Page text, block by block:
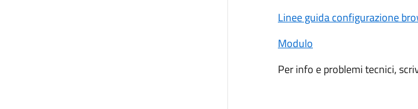
Linee guida configurazione
Modulo
Per info e problemi tecnici,